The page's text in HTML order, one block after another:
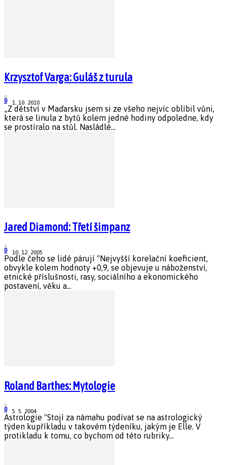
Krzysztof Varga: Guláš z turula
1. 10. 2010
0
„Z dětství v Maďarsku jsem si ze všeho nejvíc oblíbil vůni,
která se linula z bytů kolem jedné hodiny odpoledne, kdy
se prostíralo na stůl. Nasládlé...
Jared Diamond: Třetí šimpanz
10. 12. 2005
0
Podle čeho se lidé párují "Nejvyšší korelační koeficient,
obvykle kolem hodnoty +0,9, se objevuje u náboženství,
etnické příslušnosti, rasy, sociálního a ekonomického
postavení, věku a...
Roland Barthes: Mytologie
5. 5. 2004
0
Astrologie "Stojí za námahu podívat se na astrologický
týden kupříkladu v takovém týdeníku, jakým je Elle. V
protikladu k tomu, co bychom od této rubriky...